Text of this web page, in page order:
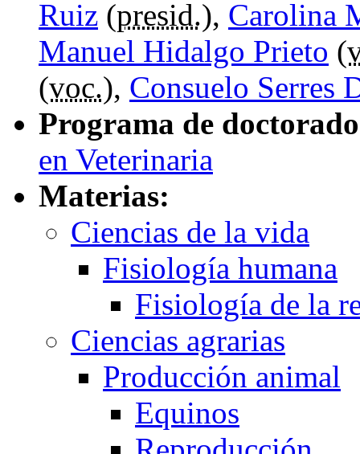
Ruiz (presid.), Carolina
Manuel Hidalgo Prieto (
(voc.), Consuelo Serres
Programa de
en Veterinaria
Materias:
Ciencias de la vida
Fisiología humana
Fisiología de la
Ciencias agrarias
Producción animal
Equinos